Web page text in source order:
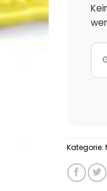
Kategorie: